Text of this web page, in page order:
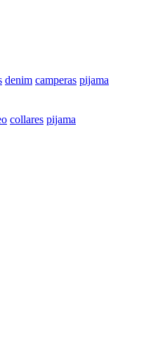
denim camperas pijama
collares pijama